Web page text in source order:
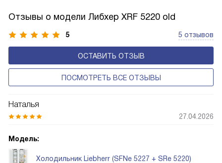
и быстрее происходит охлаждение, затрачивается
Отзывы о модели Либхер XRF 5220 old
5 5 отзывов
ОСТАВИТЬ ОТЗЫВ
ПОСМОТРЕТЬ ВСЕ ОТЗЫВЫ
Наталья
27.04.2026
Модель:
Холодильник Liebherr (SFNe 5227 + SRe 5220)